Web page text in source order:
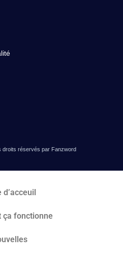
droits réservés par Fanzword
d’acceuil
ça fonctionne